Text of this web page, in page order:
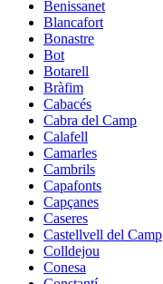
Benissanet
Blancafort
Bonastre
Bot
Botarell
Bràfim
Cabacés
Cabra del Camp
Calafell
Camarles
Cambrils
Capafonts
Capçanes
Caseres
Castellvell del Camp
Colldejou
Conesa